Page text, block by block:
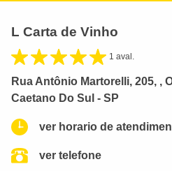
L Carta de Vinho
1 aval.
Rua Antônio Martorelli, 205, ,
Caetano Do Sul - SP
ver horario de
ver telefone